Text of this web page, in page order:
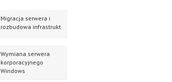
Migracja serwera i
rozbudowa infrastrukt
Wymiana serwera
korporacyjnego
Windows